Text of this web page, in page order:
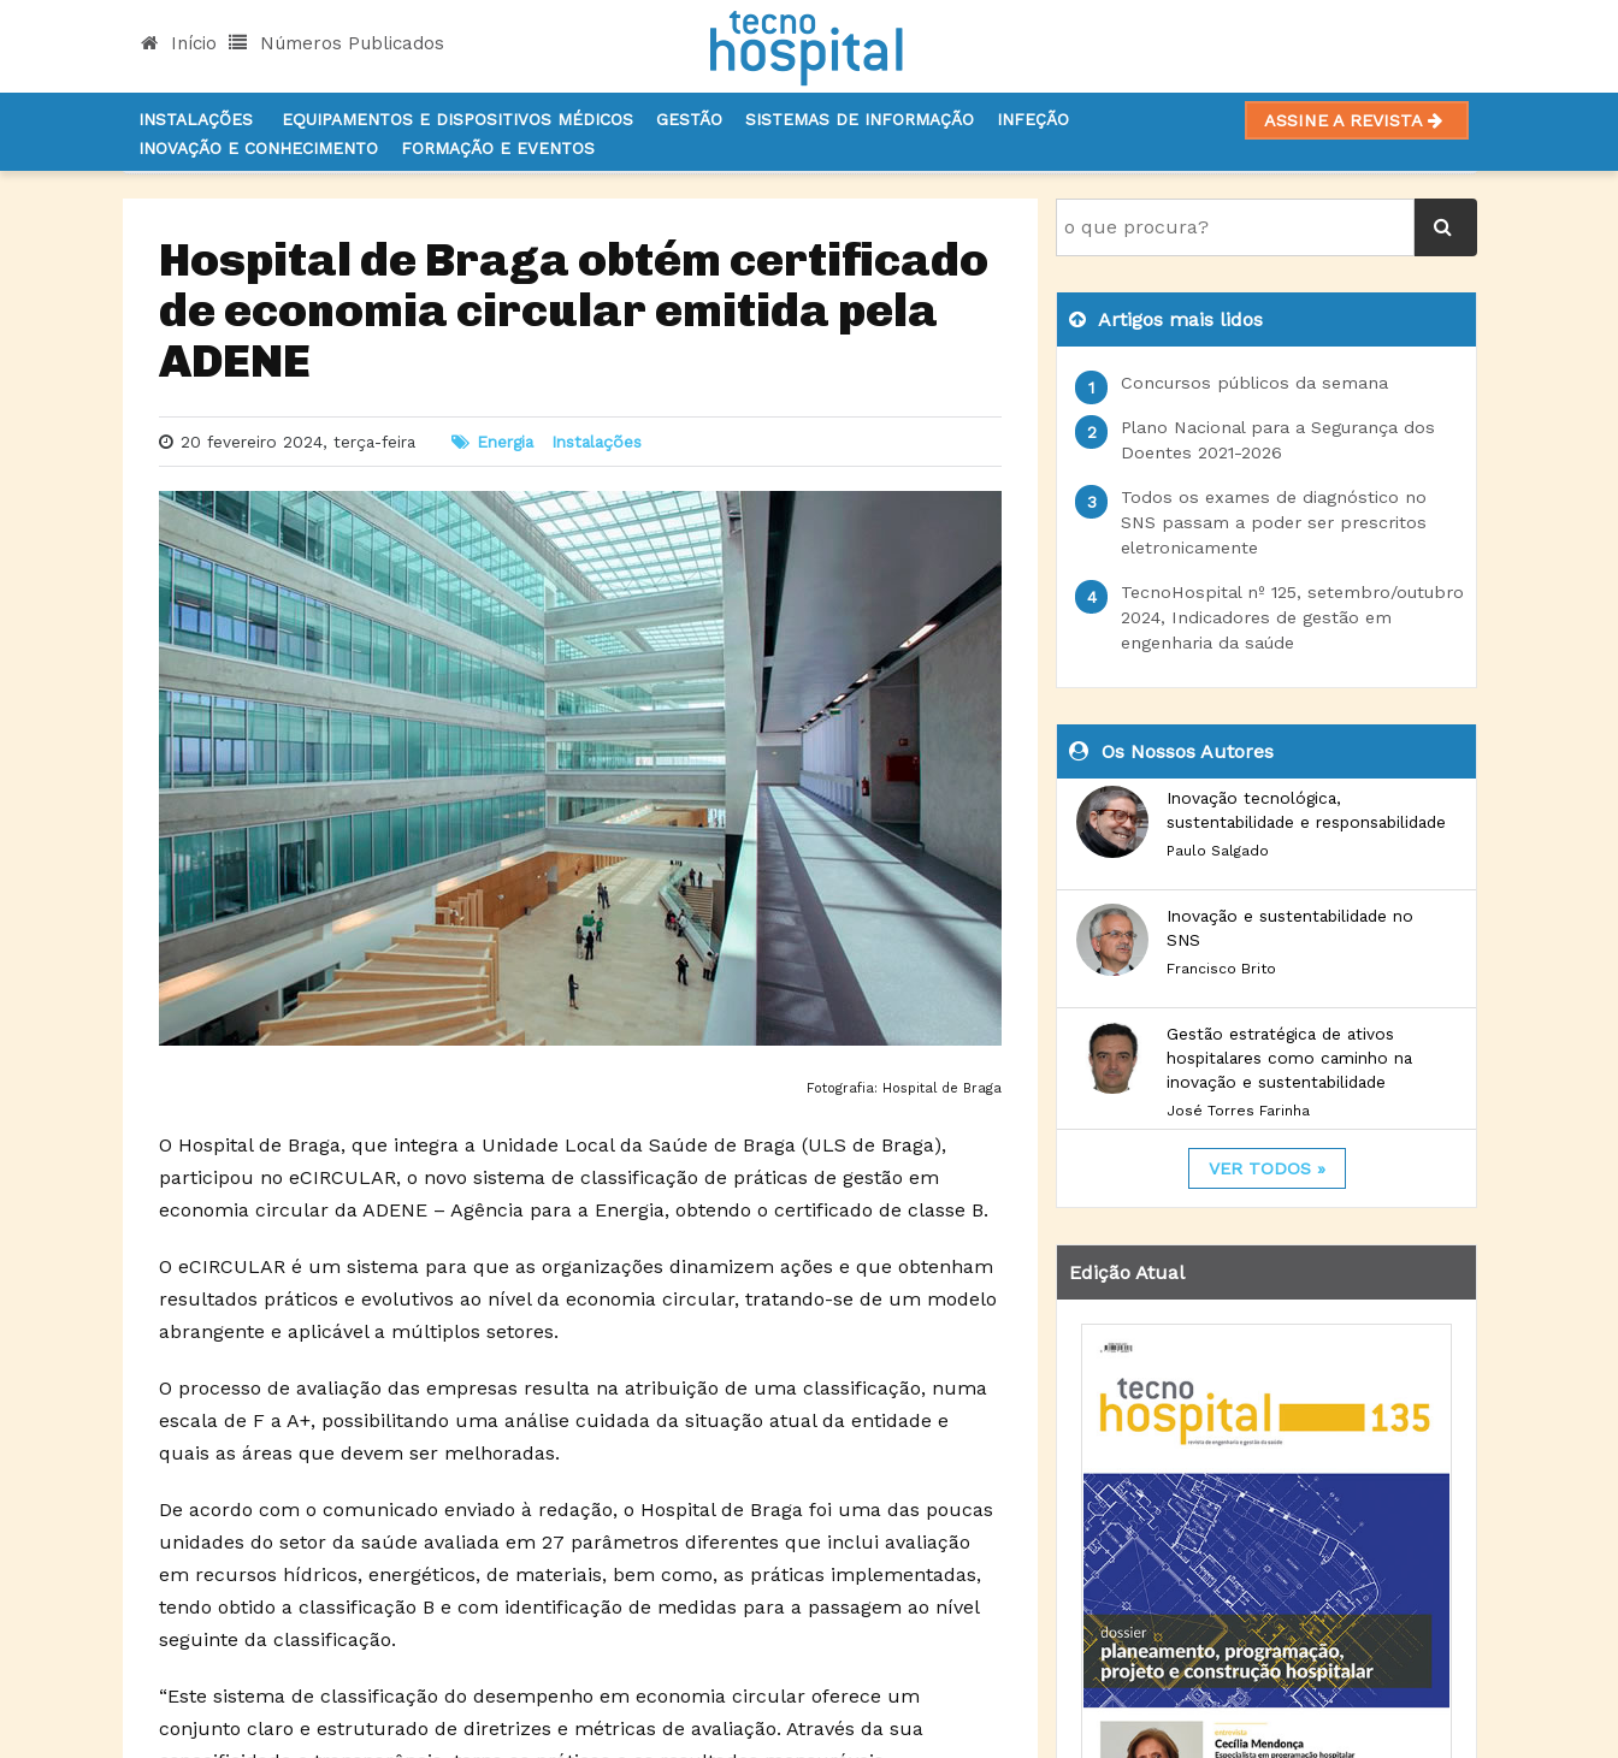
Início Números Publicados
INSTALAÇÕES EQUIPAMENTOS E DISPOSITIVOS MÉDICOS GESTÃO SISTEMAS DE INFORMAÇÃO
INFEÇÃO
INOVAÇÃO E CONHECIMENTO
FORMAÇÃO E EVENTOS
ASSINE A REVISTA
INÍCIO NOTÍCIAS ENERGIA HOSPITAL DE BRAGA OBTÉM CERTIFICADO DE ECONOMIA CIRCULAR EMITIDA PELA ADENE
Hospital de Braga obtém certificado
de economia circular emitida pela
ADENE
20 fevereiro 2024, terça-feira Energia Instalações
Fotografia: Hospital de Braga
O Hospital de Braga, que integra a Unidade Local da Saúde de Braga (ULS de Braga),
participou no eCIRCULAR, o novo sistema de classificação de práticas de gestão em
economia circular da ADENE – Agência para a Energia, obtendo o certificado de classe B.
O eCIRCULAR é um sistema para que as organizações dinamizem ações e que obtenham
resultados práticos e evolutivos ao nível da economia circular, tratando-se de um modelo
abrangente e aplicável a múltiplos setores.
O processo de avaliação das empresas resulta na atribuição de uma classificação, numa
escala de F a A+, possibilitando uma análise cuidada da situação atual da entidade e
quais as áreas que devem ser melhoradas.
De acordo com o comunicado enviado à redação, o Hospital de Braga foi uma das poucas
unidades do setor da saúde avaliada em 27 parâmetros diferentes que inclui avaliação
em recursos hídricos, energéticos, de materiais, bem como, as práticas implementadas,
tendo obtido a classificação B e com identificação de medidas para a passagem ao nível
seguinte da classificação.
“Este sistema de classificação do desempenho em economia circular oferece um
conjunto claro e estruturado de diretrizes e métricas de avaliação. Através da sua
Artigos mais lidos
Concursos públicos da semana
Plano Nacional para a Segurança dos
Doentes 2021-2026
Todos os exames de diagnóstico no
SNS passam a poder ser prescritos
eletronicamente
TecnoHospital nº 125, setembro/outubro
2024, Indicadores de gestão em
engenharia da saúde
Os Nossos Autores
Inovação tecnológica,
sustentabilidade e responsabilidade
Paulo Salgado
Inovação e sustentabilidade no
SNS
Francisco Brito
Gestão estratégica de ativos
hospitalares como caminho na
inovação e sustentabilidade
José Torres Farinha
VER TODOS »
Edição Atual